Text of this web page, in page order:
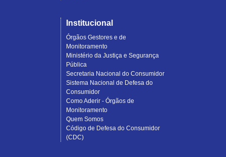
Institucional
Órgãos Gestores e de
Monitoramento
Ministério da Justiça e Segurança
Pública
Secretaria Nacional do Consumidor
Sistema Nacional de Defesa do
Consumidor
Como Aderir - Órgãos de
Monitoramento
Quem Somos
Código de Defesa do Consumidor
(CDC)